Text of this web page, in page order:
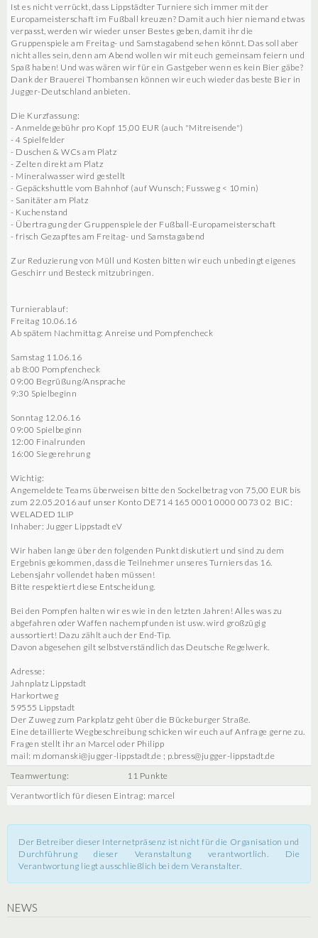
Ist es nicht verrückt, dass Lippstädter Turniere sich immer mit der
Europameisterschaft im Fußball kreuzen? Damit auch hier niemand etwas
verpasst, werden wir wieder unser Bestes geben, damit ihr die
Gruppenspiele am Freitag- und Samstagabend sehen könnt. Das soll aber
nicht alles sein, denn am Abend wollen wir mit euch gemeinsam feiern und
Spaß haben! Und was wären wir für ein Gastgeber wenn es kein Bier gäbe?
Dank der Brauerei Thombansen können wir euch wieder das beste Bier in
Jugger-Deutschland anbieten.
Die Kurzfassung:
- Anmeldegebühr pro Kopf 15,00 EUR (auch "Mitreisende")
- 4 Spielfelder
- Duschen & WCs am Platz
- Zelten direkt am Platz
- Mineralwasser wird gestellt
- Gepäckshuttle vom Bahnhof (auf Wunsch; Fussweg < 10min)
- Sanitäter am Platz
- Kuchenstand
- Übertragung der Gruppenspiele der Fußball-Europameisterschaft
- frisch Gezapftes am Freitag- und Samstagabend
Zur Reduzierung von Müll und Kosten bitten wir euch unbedingt eigenes
Geschirr und Besteck mitzubringen.
Turnierablauf:
Freitag 10.06.16
Ab spätem Nachmittag: Anreise und Pompfencheck
Samstag 11.06.16
ab 8:00 Pompfencheck
09:00 Begrüßung/Ansprache
9:30 Spielbeginn
Sonntag 12.06.16
09:00 Spielbeginn
12:00 Finalrunden
16:00 Siegerehrung
Wichtig:
Angemeldete Teams überweisen bitte den Sockelbetrag von 75,00 EUR bis
zum 22.05.2016 auf unser Konto DE71 4165 0001 0000 0073 02 BIC:
WELADED1LIP
Inhaber: Jugger Lippstadt eV
Wir haben lange über den folgenden Punkt diskutiert und sind zu dem
Ergebnis gekommen, dass die Teilnehmer unseres Turniers das 16.
Lebensjahr vollendet haben müssen!
Bitte respektiert diese Entscheidung.
Bei den Pompfen halten wir es wie in den letzten Jahren! Alles was zu
abgefahren oder Waffen nachempfunden ist usw. wird großzügig
aussortiert! Dazu zählt auch der End-Tip.
Davon abgesehen gilt selbstverständlich das Deutsche Regelwerk.
Adresse:
Jahnplatz Lippstadt
Harkortweg
59555 Lippstadt
Der Zuweg zum Parkplatz geht über die Bückeburger Straße.
Eine detaillierte Wegbeschreibung schicken wir euch auf Anfrage gerne zu.
Fragen stellt ihr an Marcel oder Philipp
mail: m.domanski@jugger-lippstadt.de ; p.bress@jugger-lippstadt.de
Teamwertung:
11 Punkte
Verantwortlich für diesen Eintrag: marcel
Der Betreiber dieser Internetpräsenz ist nicht für die Organisation und
Durchführung dieser Veranstaltung verantwortlich. Die
Verantwortung liegt ausschließlich bei dem Veranstalter.
NEWS